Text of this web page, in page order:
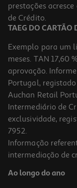
2,49 €
Barra Choconuts
29.8 €/Kg
prestações
de Crédito.
TAEG DO CARTÃO
Exemplo para um
meses. TAN 17,60
aprovação.
Portugal,
Auchan Retail
Intermediário de
exclusividade,
7952.
Informação
intermediação de
Ao longo do ano